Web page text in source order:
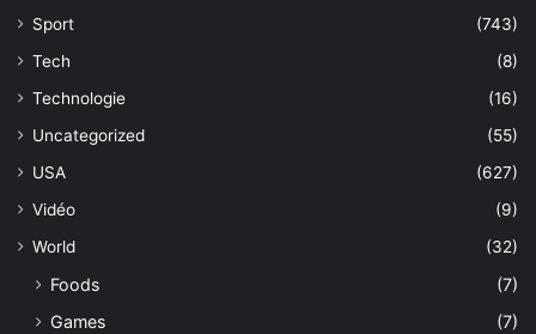
Sport
(743)
Tech
(8)
Technologie
(16)
Uncategorized
(55)
USA
(627)
Vidéo
(9)
World
(32)
Foods
(7)
Games
(7)